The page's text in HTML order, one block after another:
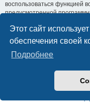
Этот сайт
обеспечения своей
Подробнее
воспользоваться функцией
предусмотренной
необходимо ввести ваше
программное обеспечение
вашей учётной записи.
Создано на основе